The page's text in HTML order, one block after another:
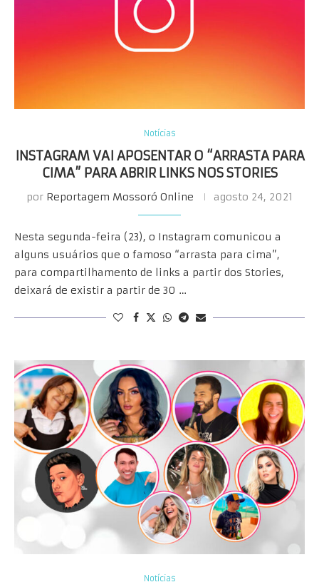
Notícias
INSTAGRAM VAI APOSENTAR O “ARRASTA PARA
CIMA” PARA ABRIR LINKS NOS STORIES
por Reportagem Mossoró Online agosto 24, 2021
Nesta segunda-feira (23), o Instagram comunicou a
alguns usuários que o famoso “arrasta para cima”,
para compartilhamento de links a partir dos Stories,
deixará de existir a partir de 30 …
Notícias